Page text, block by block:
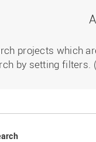
projects which
by setting filters.